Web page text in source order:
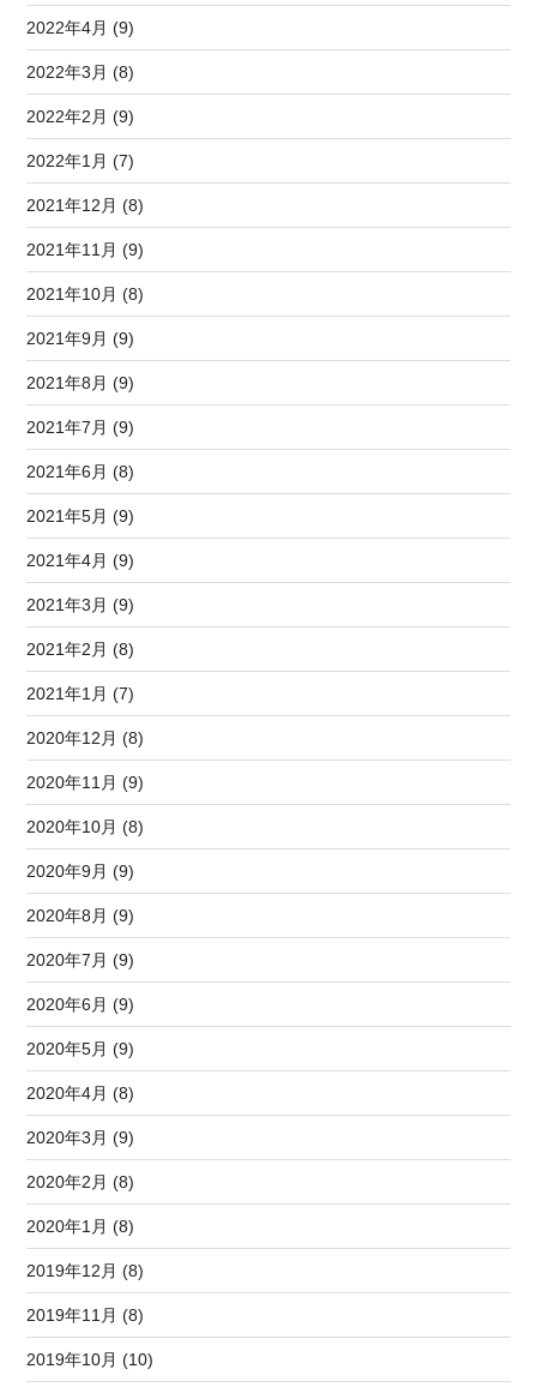
2022年4月 (9)
2022年3月 (8)
2022年2月 (9)
2022年1月 (7)
2021年12月 (8)
2021年11月 (9)
2021年10月 (8)
2021年9月 (9)
2021年8月 (9)
2021年7月 (9)
2021年6月 (8)
2021年5月 (9)
2021年4月 (9)
2021年3月 (9)
2021年2月 (8)
2021年1月 (7)
2020年12月 (8)
2020年11月 (9)
2020年10月 (8)
2020年9月 (9)
2020年8月 (9)
2020年7月 (9)
2020年6月 (9)
2020年5月 (9)
2020年4月 (8)
2020年3月 (9)
2020年2月 (8)
2020年1月 (8)
2019年12月 (8)
2019年11月 (8)
2019年10月 (10)